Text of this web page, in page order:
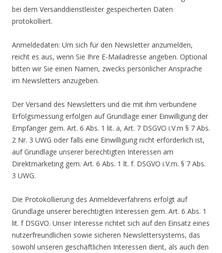
bei dem Versanddienstleister gespeicherten Daten
protokolliert.
Anmeldedaten: Um sich für den Newsletter anzumelden,
reicht es aus, wenn Sie Ihre E-Mailadresse angeben. Optional
bitten wir Sie einen Namen, zwecks persönlicher Ansprache
im Newsletters anzugeben.
Der Versand des Newsletters und die mit ihm verbundene
Erfolgsmessung erfolgen auf Grundlage einer Einwilligung der
Empfänger gem. Art. 6 Abs. 1 lit. a, Art. 7 DSGVO i.V.m § 7 Abs.
2 Nr. 3 UWG oder falls eine Einwilligung nicht erforderlich ist,
auf Grundlage unserer berechtigten Interessen am
Direktmarketing gem. Art. 6 Abs. 1 lt. f. DSGVO i.V.m. § 7 Abs.
3 UWG.
Die Protokollierung des Anmeldeverfahrens erfolgt auf
Grundlage unserer berechtigten Interessen gem. Art. 6 Abs. 1
lit. f DSGVO. Unser Interesse richtet sich auf den Einsatz eines
nutzerfreundlichen sowie sicheren Newslettersystems, das
sowohl unseren geschäftlichen Interessen dient, als auch den